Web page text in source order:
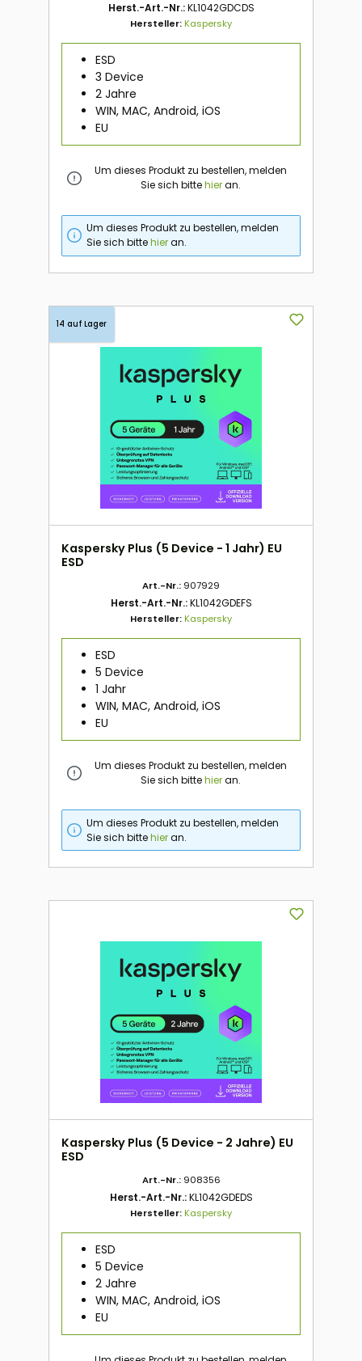
Herst.-Art.-Nr.:KL1042GDCDS
Hersteller:Kaspersky
ESD
3 Device
2 Jahre
WIN, MAC, Android, iOS
EU
Um dieses Produkt zu bestellen, melden
Sie sich bittehieran.
Um dieses Produkt zu bestellen, melden
Sie sich bittehieran.
14 auf Lager
Kaspersky Plus (5 Device - 1 Jahr) EU
ESD
Art.-Nr.: 907929
Herst.-Art.-Nr.:KL1042GDEFS
Hersteller:Kaspersky
ESD
5 Device
1 Jahr
WIN, MAC, Android, iOS
EU
Um dieses Produkt zu bestellen, melden
Sie sich bittehieran.
Um dieses Produkt zu bestellen, melden
Sie sich bittehieran.
Kaspersky Plus (5 Device - 2 Jahre) EU
ESD
Art.-Nr.: 908356
Herst.-Art.-Nr.:KL1042GDEDS
Hersteller:Kaspersky
ESD
5 Device
2 Jahre
WIN, MAC, Android, iOS
EU